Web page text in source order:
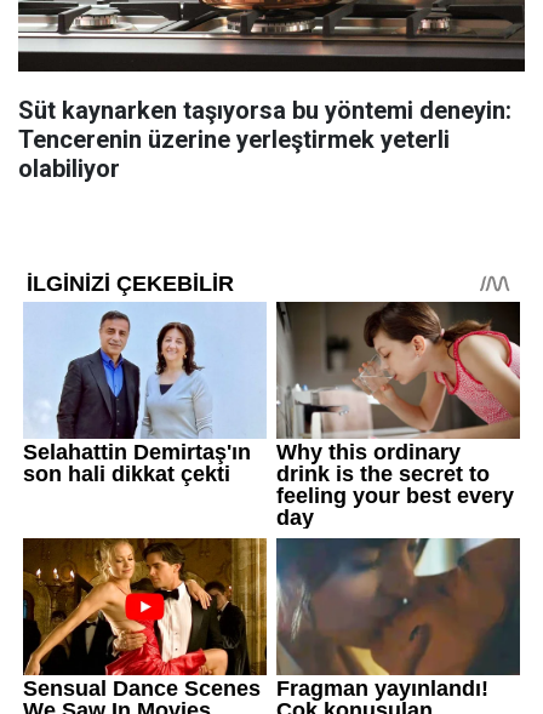
Süt kaynarken taşıyorsa bu yöntemi deneyin:
Tencerenin üzerine yerleştirmek yeterli
olabiliyor